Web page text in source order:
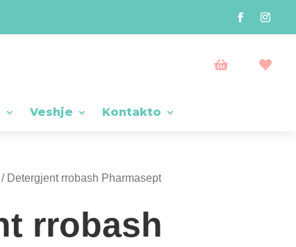
 
Veshje Kontakto
/ Detergjent rrobash Pharmasept
rrobash